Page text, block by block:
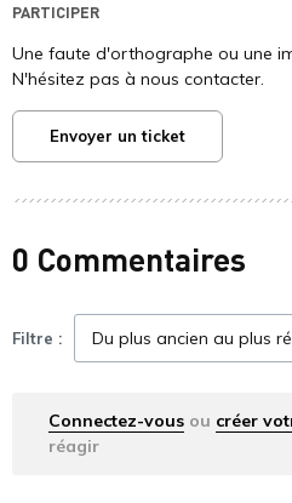
PARTICIPER
Une faute d'orthographe ou une
N'hésitez pas à nous contacter.
Envoyer un ticket
0 Commentaires
Filtre :
Connectez-vous ou créer
réagir